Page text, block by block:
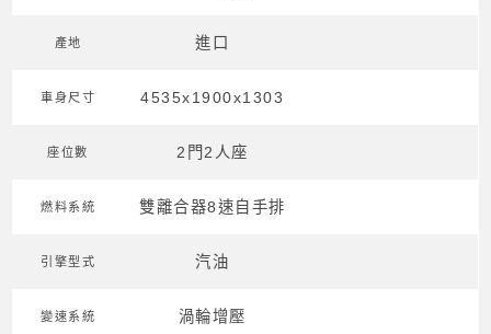
產地 進口
車身尺寸 4535x1900x1303
座位數 2門2人座
燃料系統 雙離合器8速自手排
引擎型式 汽油
變速系統 渦輪增壓